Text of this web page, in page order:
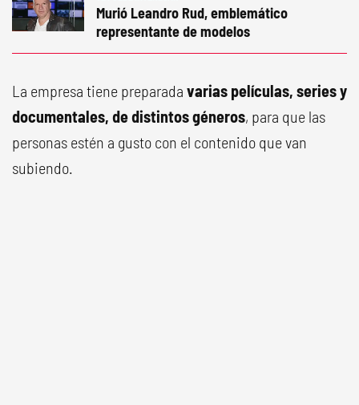
Murió Leandro Rud, emblemático
representante de modelos
La empresa tiene preparada varias películas, series y
documentales, de distintos géneros, para que las
personas estén a gusto con el contenido que van
subiendo.